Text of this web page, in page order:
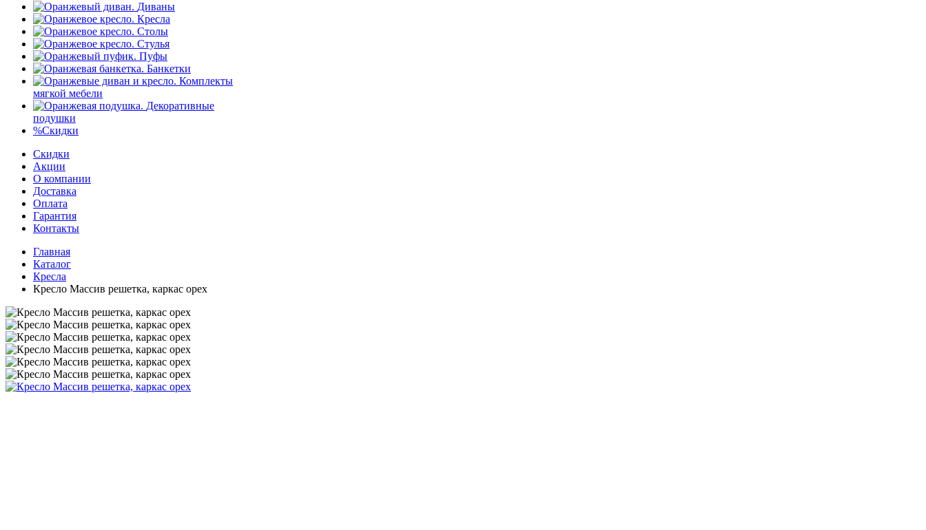
Диваны
Кресла
Столы
Стулья
Пуфы
Банкетки
Комплекты
мягкой мебели
Декоративные
подушки
%Скидки
Скидки
Акции
О компании
Доставка
Оплата
Гарантия
Контакты
Главная
Каталог
Кресла
Кресло Массив решетка, каркас орех